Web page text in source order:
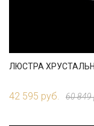
ЛЮСТРА
42 595 руб. 60 849